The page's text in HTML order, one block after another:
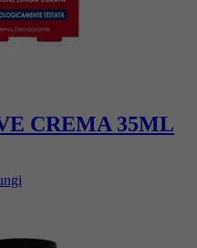
CREMA 35ML